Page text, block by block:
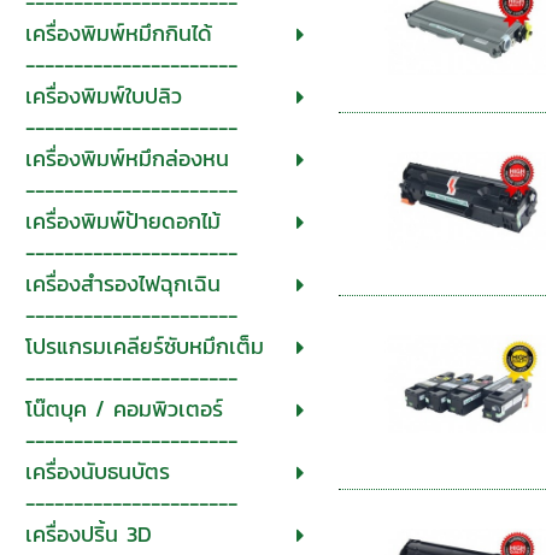
เครื่องพิมพ์หมึกกินได้
----------------------
เครื่องพิมพ์ใบปลิว
----------------------
เครื่องพิมพ์หมึกล่องหน
----------------------
เครื่องพิมพ์ป้ายดอกไม้
----------------------
เครื่องสำรองไฟฉุกเฉิน
----------------------
โปรแกรมเคลียร์ซับหมึกเต็ม
----------------------
โน๊ตบุค / คอมพิวเตอร์
----------------------
เครื่องนับธนบัตร
----------------------
เครื่องปริ้น 3D